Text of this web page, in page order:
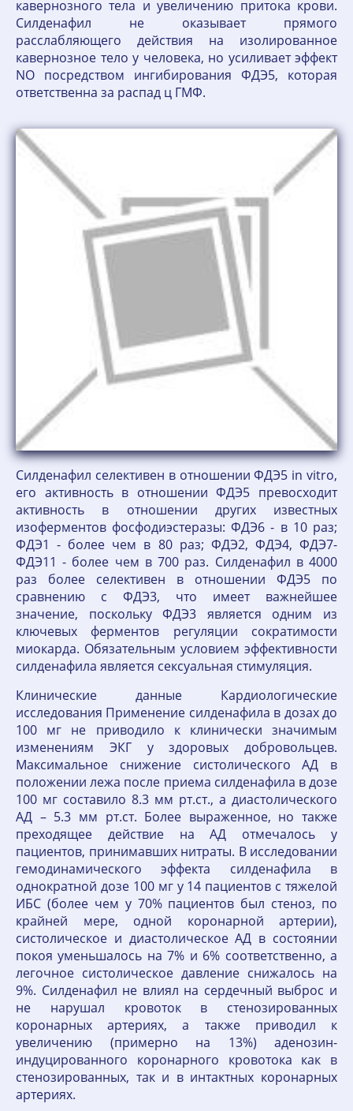
кавернозного тела и увеличению притока крови.
Силденафил не оказывает прямого
расслабляющего действия на изолированное
кавернозное тело у человека, но усиливает эффект
NO посредством ингибирования ФДЭ5, которая
ответственна за распад ц ГМФ.
Силденафил селективен в отношении ФДЭ5 in vitro,
его активность в отношении ФДЭ5 превосходит
активность в отношении других известных
изоферментов фосфодиэстеразы: ФДЭ6 - в 10 раз;
ФДЭ1 - более чем в 80 раз; ФДЭ2, ФДЭ4, ФДЭ7-
ФДЭ11 - более чем в 700 раз. Силденафил в 4000
раз более селективен в отношении ФДЭ5 по
сравнению с ФДЭ3, что имеет важнейшее
значение, поскольку ФДЭ3 является одним из
ключевых ферментов регуляции сократимости
миокарда. Обязательным условием эффективности
силденафила является сексуальная стимуляция.
Клинические данные Кардиологические
исследования Применение силденафила в дозах до
100 мг не приводило к клинически значимым
изменениям ЭКГ у здоровых добровольцев.
Максимальное снижение систолического АД в
положении лежа после приема силденафила в дозе
100 мг составило 8.3 мм рт.ст., а диастолического
АД – 5.3 мм рт.ст. Более выраженное, но также
преходящее действие на АД отмечалось у
пациентов, принимавших нитраты. В исследовании
гемодинамического эффекта силденафила в
однократной дозе 100 мг у 14 пациентов с тяжелой
ИБС (более чем у 70% пациентов был стеноз, по
крайней мере, одной коронарной артерии),
систолическое и диастолическое АД в состоянии
покоя уменьшалось на 7% и 6% соответственно, а
легочное систолическое давление снижалось на
9%. Силденафил не влиял на сердечный выброс и
не нарушал кровоток в стенозированных
коронарных артериях, а также приводил к
увеличению (примерно на 13%) аденозин-
индуцированного коронарного кровотока как в
стенозированных, так и в интактных коронарных
артериях.